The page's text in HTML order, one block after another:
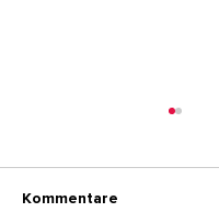
Kommentare